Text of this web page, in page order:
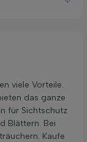
viele Vorteile.
das ganze
für Sichtschutz
Blättern. Bei
Kaufe